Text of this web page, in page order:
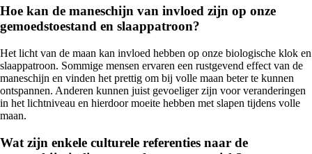
Hoe kan de maneschijn van invloed zijn op onze
gemoedstoestand en slaappatroon?
Het licht van de maan kan invloed hebben op onze biologische klok en
slaappatroon. Sommige mensen ervaren een rustgevend effect van de
maneschijn en vinden het prettig om bij volle maan beter te kunnen
ontspannen. Anderen kunnen juist gevoeliger zijn voor veranderingen
in het lichtniveau en hierdoor moeite hebben met slapen tijdens volle
maan.
Wat zijn enkele culturele referenties naar de